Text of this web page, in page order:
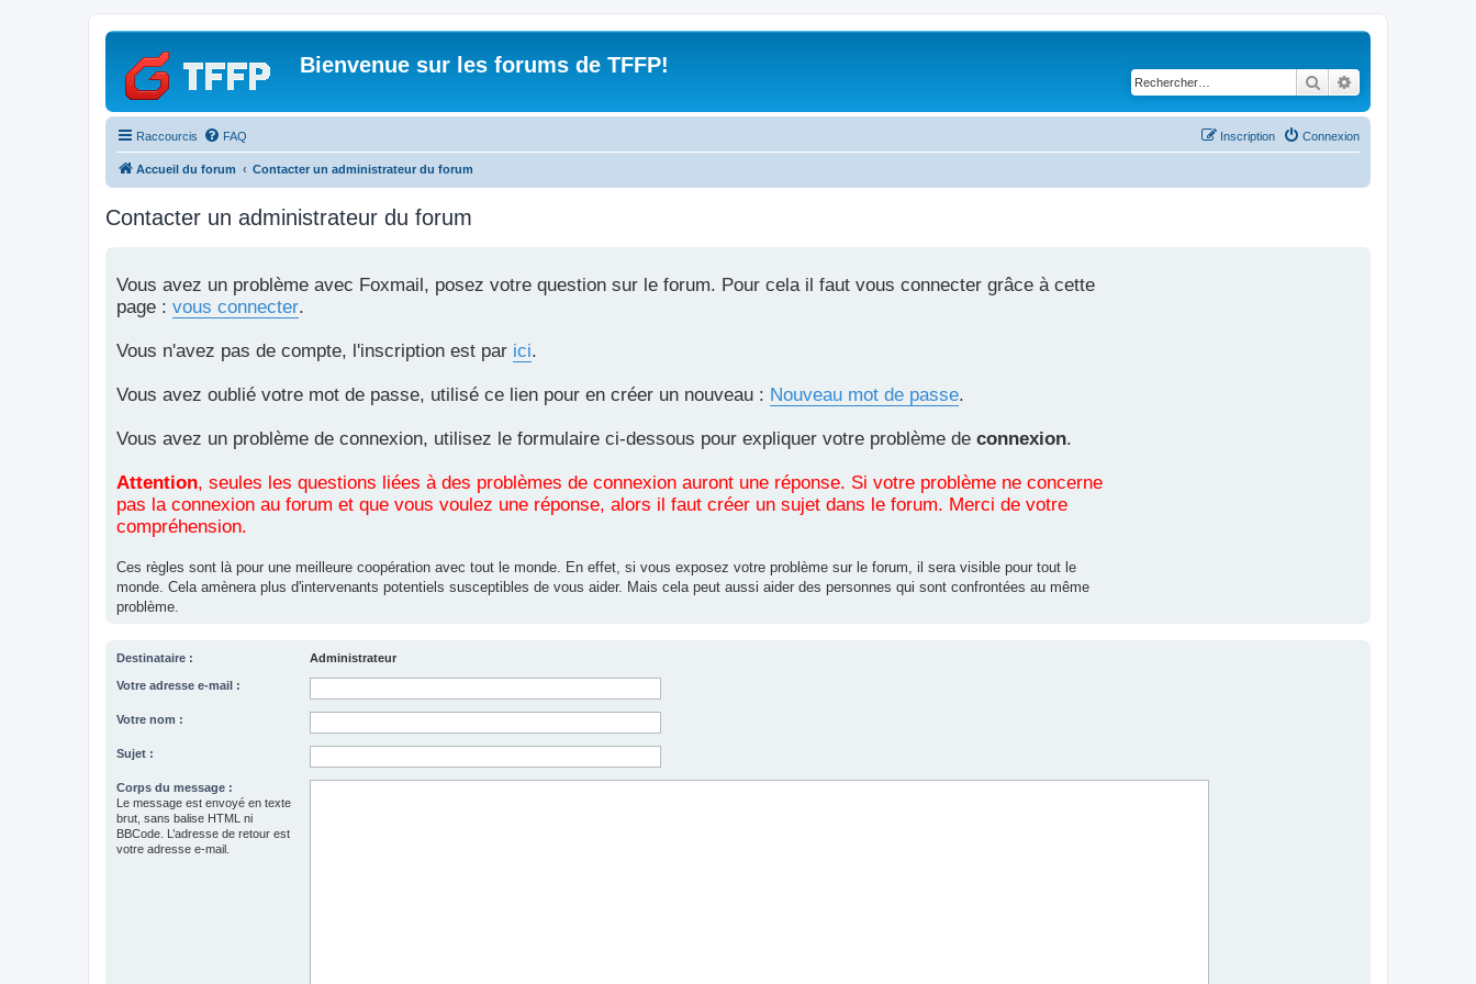
Bienvenue sur les forums de TFFP!
Rechercher
Raccourcis FAQ Connexion
Inscription
Accueil du forum Contacter un administrateur du forum
Contacter un administrateur du forum
Vous avez un problème avec Foxmail, posez votre question sur le forum. Pour cela il faut vous connecter grâce à cette
page : vous connecter.
Vous n'avez pas de compte, l'inscription est par ici.
Vous avez oublié votre mot de passe, utilisé ce lien pour en créer un nouveau : Nouveau mot de passe.
Vous avez un problème de connexion, utilisez le formulaire ci-dessous pour expliquer votre problème de connexion.
Attention, seules les questions liées à des problèmes de connexion auront une réponse. Si votre problème ne concerne
pas la connexion au forum et que vous voulez une réponse, alors il faut créer un sujet dans le forum. Merci de votre
compréhension.
Ces règles sont là pour une meilleure coopération avec tout le monde. En effet, si vous exposez votre problème sur le forum, il sera visible pour tout le
monde. Cela amènera plus d'intervenants potentiels susceptibles de vous aider. Mais cela peut aussi aider des personnes qui sont confrontées au même
problème.
Destinataire : Administrateur
Votre adresse e-mail :
Votre nom :
Sujet :
Corps du message :
Le message est envoyé en texte
brut, sans balise HTML ni
BBCode. L’adresse de retour est
votre adresse e-mail.